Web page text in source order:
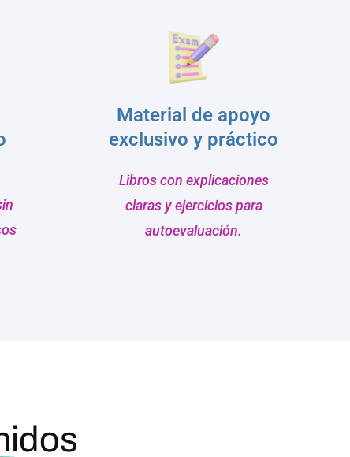
Material de apoyo
exclusivo y práctico
Libros con explicaciones
claras y ejercicios para
autoevaluación.